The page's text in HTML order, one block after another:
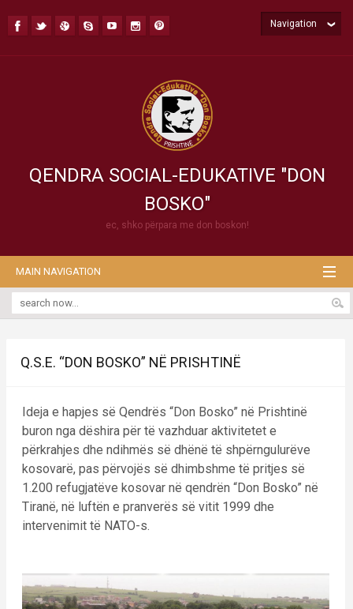
QENDRA SOCIAL-EDUKATIVE "DON
BOSKO"
ec, shko përpara me don boskon!
Navigation
MAIN NAVIGATION
Q.S.E. “DON BOSKO” NË PRISHTINË
Ideja e hapjes së Qendrës “Don Bosko” në Prishtinë
buron nga dëshira për të vazhduar aktivitetet e
përkrahjes dhe ndihmës së dhënë të shpërngulurëve
kosovarë, pas përvojës së dhimbshme të pritjes së
1.200 refugjatëve kosovar në qendrën “Don Bosko” në
Tiranë, në luftën e pranverës së vitit 1999 dhe
intervenimit të NATO-s.